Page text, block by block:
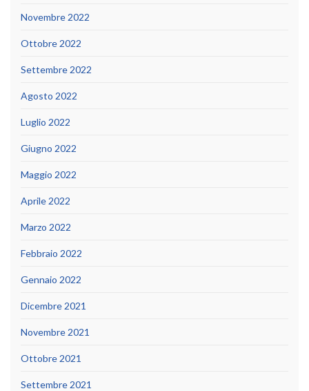
Novembre 2022
Ottobre 2022
Settembre 2022
Agosto 2022
Luglio 2022
Giugno 2022
Maggio 2022
Aprile 2022
Marzo 2022
Febbraio 2022
Gennaio 2022
Dicembre 2021
Novembre 2021
Ottobre 2021
Settembre 2021